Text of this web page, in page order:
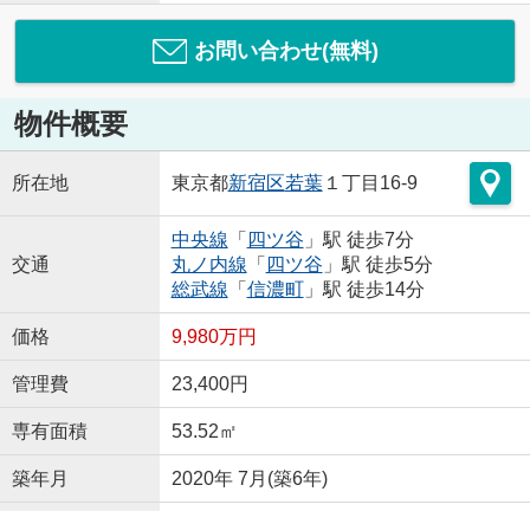
お問い合わせ(無料)
物件概要
所在地 東京都新宿区若葉１丁目16-9
交通
中央線 「 四ツ谷 」駅 徒歩7分
丸ノ内線 「 四ツ谷 」駅 徒歩5分
総武線 「 信濃町」駅 徒歩14分
価格 9,980万円
管理費 23,400円
専有面積 53.52㎡
築年月 2020年 7月(築6年)